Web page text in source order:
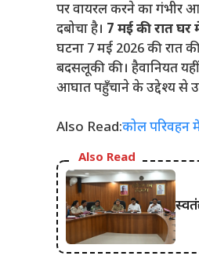
पर वायरल करने का गंभीर
दबोचा है। 7 मई की रात घर
घटना 7 मई 2026 की रात
बदसलूकी की। हैवानियत
आघात पहुँचाने के उद्देश्य से
Also Read:कोल परिवहन
Also Read